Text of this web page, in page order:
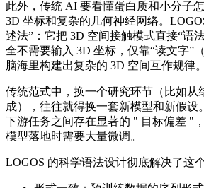
此外，传统 AI 要看懂蛋白质和小分子
3D 坐标和复杂的几何神经网络。
述法”：它把 3D 空间接触模式直接“语
全不需要输入 3D 坐标，仅靠“读文字”
脑海里构建出复杂的 3D 空间互作规律。
传统范式中，换一个研究环节（比如从
成），往往就得换一套新模型和新假设
下游任务之间存在显著的 " 目标偏差 "
模型落地时需要大量微调。
LOGOS 的科学语法设计彻底解决了这